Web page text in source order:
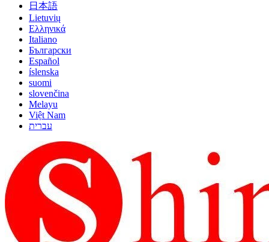
日本語
Lietuvių
Ελληνικά
Italiano
Български
Español
íslenska
suomi
slovenčina
Melayu
Việt Nam
עברית